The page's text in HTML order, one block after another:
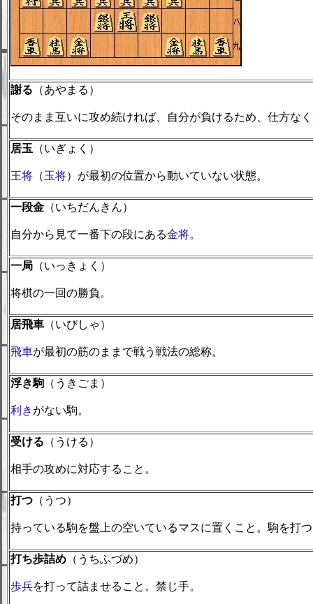
謝る （あやまる）
そのまま互いに攻め続ければ、自分が負けるため、仕方な
居玉 （いぎょく）
王将 （玉将）が最初の位置から動いていない状態。
一段金 （いちだんきん）
自分から見て一番下の段にある金将。
一局 （いっきょく）
将棋の一回の勝負。
居飛車 （いびしゃ）
飛車が最初の筋のままで戦う戦法の総称。
浮き駒 （うきごま）
利き がない駒。
受ける （うける）
相手の攻めに対応すること。
打つ （うつ）
持っている駒を盤上の空いているマスに置くこと。駒を打
打ち歩詰め （うちふづめ）
歩兵を打って詰ませること。禁じ手。